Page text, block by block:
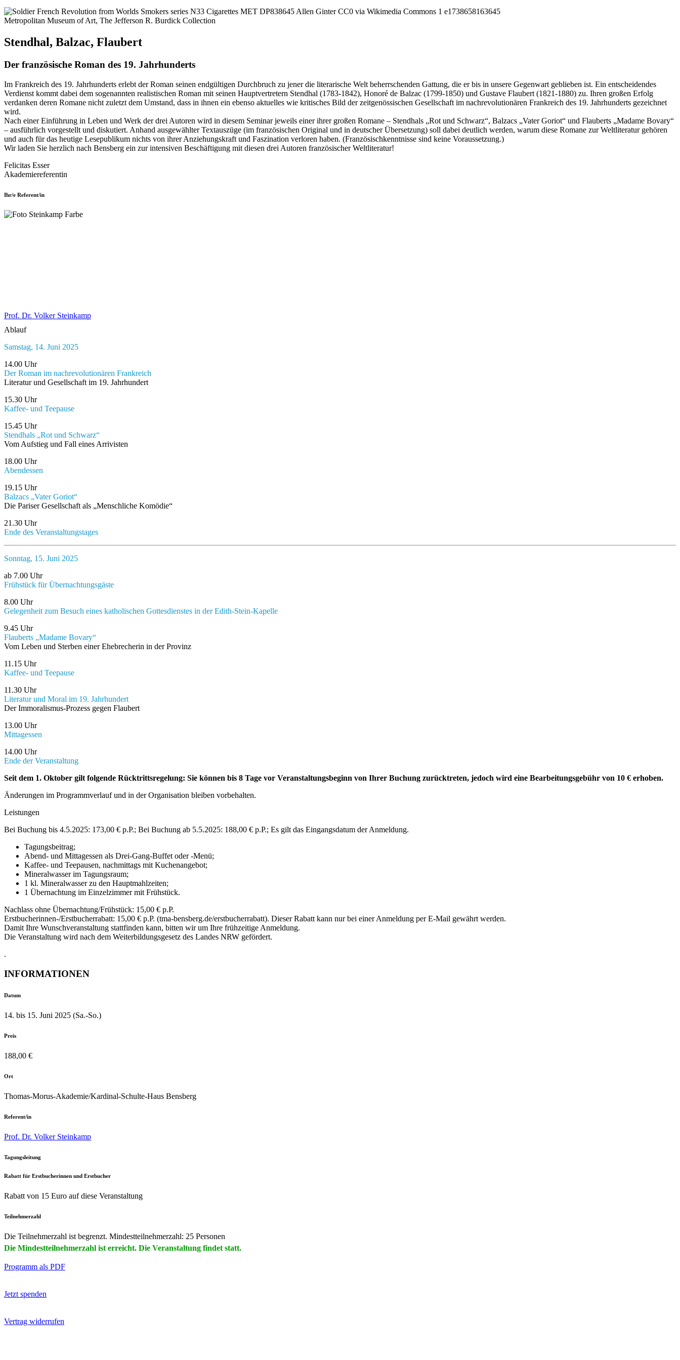
Metropolitan Museum of Art, The Jefferson R. Burdick Collection
Stendhal, Balzac, Flaubert
Der französische Roman des 19. Jahrhunderts
Im Frankreich des 19. Jahrhunderts erlebt der Roman seinen endgültigen Durchbruch zu jener die literarische Welt beherrschenden Gattung, die er bis in unsere Gegenwart geblieben ist. Ein entscheidendes
Verdienst kommt dabei dem sogenannten realistischen Roman mit seinen Hauptvertretern Stendhal (1783-1842), Honoré de Balzac (1799-1850) und Gustave Flaubert (1821-1880) zu. Ihren großen Erfolg
verdanken deren Romane nicht zuletzt dem Umstand, dass in ihnen ein ebenso aktuelles wie kritisches Bild der zeitgenössischen Gesellschaft im nachrevolutionären Frankreich des 19. Jahrhunderts gezeichnet
wird.
Nach einer Einführung in Leben und Werk der drei Autoren wird in diesem Seminar jeweils einer ihrer großen Romane – Stendhals „Rot und Schwarz“, Balzacs „Vater Goriot“ und Flauberts „Madame Bovary“
– ausführlich vorgestellt und diskutiert. Anhand ausgewählter Textauszüge (im französischen Original und in deutscher Übersetzung) soll dabei deutlich werden, warum diese Romane zur Weltliteratur gehören
und auch für das heutige Lesepublikum nichts von ihrer Anziehungskraft und Faszination verloren haben. (Französischkenntnisse sind keine Voraussetzung.)
Wir laden Sie herzlich nach Bensberg ein zur intensiven Beschäftigung mit diesen drei Autoren französischer Weltliteratur!
Felicitas Esser
Akademiereferentin
Ihr/e Referent/in
Prof. Dr. Volker Steinkamp
Ablauf
Samstag, 14. Juni 2025
14.00 Uhr
Der Roman im nachrevolutionären Frankreich
Literatur und Gesellschaft im 19. Jahrhundert
15.30 Uhr
Kaffee- und Teepause
15.45 Uhr
Stendhals „Rot und Schwarz“
Vom Aufstieg und Fall eines Arrivisten
18.00 Uhr
Abendessen
19.15 Uhr
Balzacs „Vater Goriot“
Die Pariser Gesellschaft als „Menschliche Komödie“
21.30 Uhr
Ende des Veranstaltungstages
Sonntag, 15. Juni 2025
ab 7.00 Uhr
Frühstück für Übernachtungsgäste
8.00 Uhr
Gelegenheit zum Besuch eines katholischen Gottesdienstes in der Edith-Stein-Kapelle
9.45 Uhr
Flauberts „Madame Bovary“
Vom Leben und Sterben einer Ehebrecherin in der Provinz
11.15 Uhr
Kaffee- und Teepause
11.30 Uhr
Literatur und Moral im 19. Jahrhundert
Der Immoralismus-Prozess gegen Flaubert
13.00 Uhr
Mittagessen
14.00 Uhr
Ende der Veranstaltung
Seit dem 1. Oktober gilt folgende Rücktrittsregelung: Sie können bis 8 Tage vor Veranstaltungsbeginn von Ihrer Buchung zurücktreten, jedoch wird eine Bearbeitungsgebühr von 10 € erhoben.
Änderungen im Programmverlauf und in der Organisation bleiben vorbehalten.
Leistungen
Bei Buchung bis 4.5.2025: 173,00 € p.P.; Bei Buchung ab 5.5.2025: 188,00 € p.P.; Es gilt das Eingangsdatum der Anmeldung.
Tagungsbeitrag;
Abend- und Mittagessen als Drei-Gang-Buffet oder -Menü;
Kaffee- und Teepausen, nachmittags mit Kuchenangebot;
Mineralwasser im Tagungsraum;
1 kl. Mineralwasser zu den Hauptmahlzeiten;
1 Übernachtung im Einzelzimmer mit Frühstück.
Nachlass ohne Übernachtung/Frühstück: 15,00 € p.P.
Erstbucherinnen-/Erstbucherrabatt: 15,00 € p.P. (tma-bensberg.de/erstbucherrabatt). Dieser Rabatt kann nur bei einer Anmeldung per E-Mail gewährt werden.
Damit Ihre Wunschveranstaltung stattfinden kann, bitten wir um Ihre frühzeitige Anmeldung.
Die Veranstaltung wird nach dem Weiterbildungsgesetz des Landes NRW gefördert.
.
INFORMATIONEN
Datum
14. bis 15. Juni 2025 (Sa.-So.)
Preis
188,00 €
Ort
Thomas-Morus-Akademie/Kardinal-Schulte-Haus Bensberg
Referent/in
Prof. Dr. Volker Steinkamp
Tagungsleitung
Rabatt für Erstbucherinnen und Erstbucher
Rabatt von 15 Euro auf diese Veranstaltung
Teilnehmerzahl
Die Teilnehmerzahl ist begrenzt. Mindestteilnehmerzahl: 25 Personen
Die Mindestteilnehmerzahl ist erreicht. Die Veranstaltung findet statt.
Programm als PDF
Jetzt spenden
Vertrag widerrufen